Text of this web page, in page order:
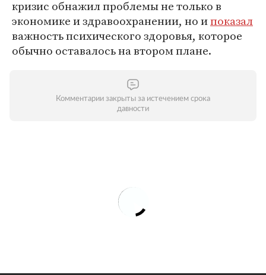
кризис обнажил проблемы не только в
экономике и здравоохранении, но ипоказал
важность психического здоровья, которое
обычно оставалось на втором плане.
Комментарии закрыты за истечением срока
давности